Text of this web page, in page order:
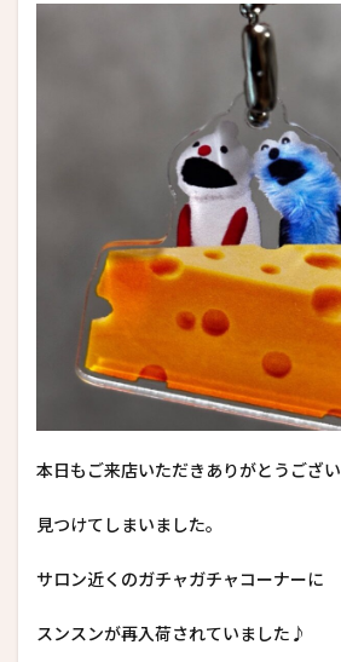
本日もご来店いただきありがとうござ
見つけてしまいました。
サロン近くのガチャガチャコーナーに
スンスンが再入荷されていました♪